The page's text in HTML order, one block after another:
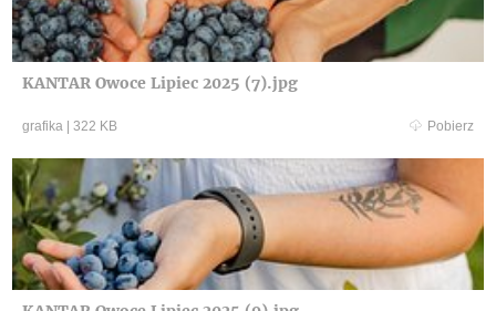
KANTAR Owoce Lipiec 2025 (7).jpg
grafika | 322 KB Pobierz